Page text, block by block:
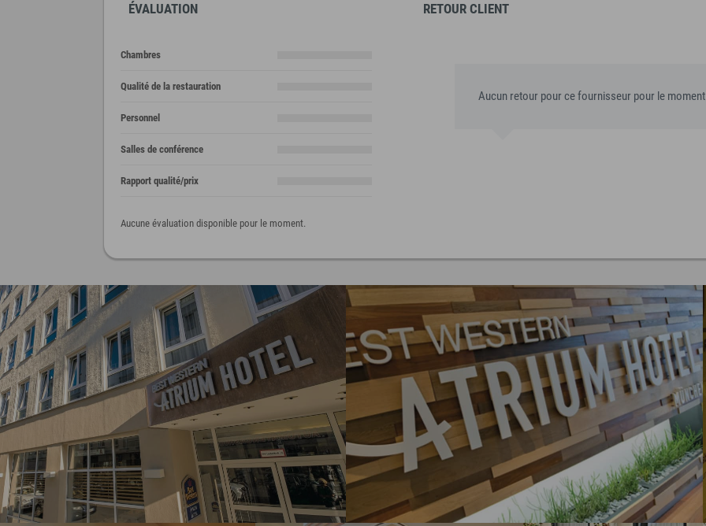
ÉVALUATION
Chambres
Qualité de la restauration
Personnel
Salles de conférence
Rapport qualité/prix
Aucune évaluation disponible pour le moment.
RETOUR CLIENT
Aucun retour pour ce fournisseur pour le